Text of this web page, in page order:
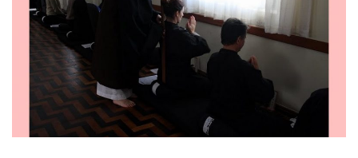
de
dezembro
de
2011